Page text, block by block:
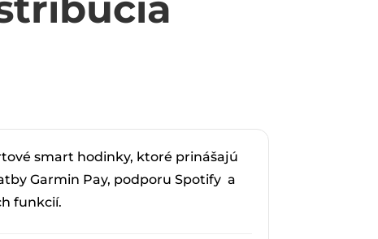
smart hodinky, ktoré prinášajú
Garmin Pay, podporu Spotify a
funkcií.